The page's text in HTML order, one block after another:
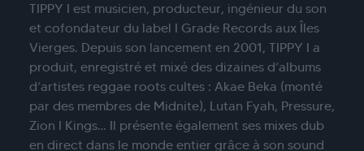
TIPPY I est musicien, producteur, ingénieur du son
et cofondateur du label I Grade Records aux Îles
Vierges. Depuis son lancement en 2001, TIPPY I a
produit, enregistré et mixé des dizaines d’albums
d’artistes reggae roots cultes : Akae Beka (monté
par des membres de Midnite), Lutan Fyah, Pressure,
Zion I Kings… Il présente également ses mixes dub
en direct dans le monde entier grâce à son sound